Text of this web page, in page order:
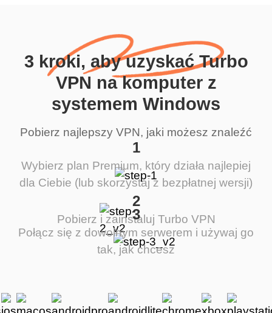
3 kroki, aby uzyskać Turbo
VPN na komputer z
systemem Windows
Pobierz najlepszy VPN, jaki możesz znaleźć
1
Wybierz plan Premium, który działa najlepiej
dla Ciebie (lub skorzystaj z bezpłatnej wersji)
2
Pobierz i zainstaluj Turbo VPN
3
Połącz się z dowolnym serwerem i używaj go
tak, jak chcesz